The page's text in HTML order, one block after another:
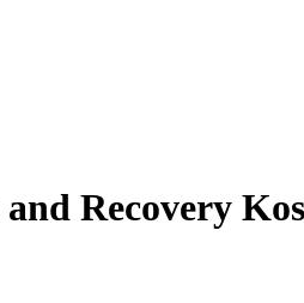
and Recovery